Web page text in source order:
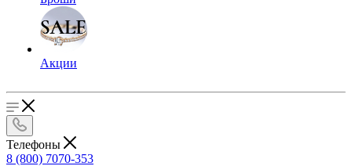
Акции
Телефоны
8 (800) 7070-353